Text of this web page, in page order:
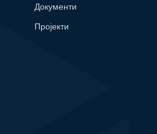
Документи
Пројекти